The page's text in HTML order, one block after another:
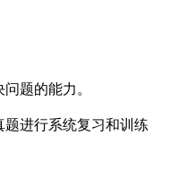
题的能力。
进行系统复习和训练